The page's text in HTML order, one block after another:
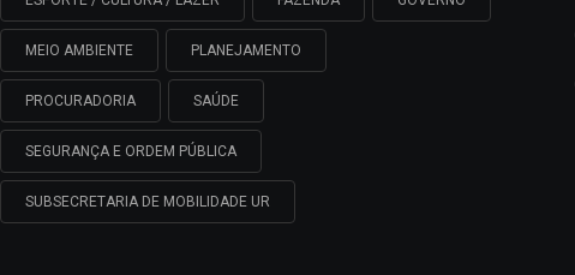
MEIO AMBIENTE PLANEJAMENTO
PROCURADORIA SAÚDE
SEGURANÇA E ORDEM PÚBLICA
SUBSECRETARIA DE MOBILIDADE UR